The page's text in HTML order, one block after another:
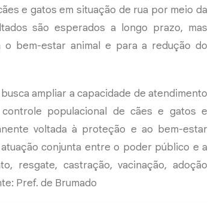
e gatos em situação de rua por meio da
são esperados a longo prazo, mas
bem-estar animal e para a redução do
ampliar a capacidade de atendimento
populacional de cães e gatos e
voltada à proteção e ao bem-estar
conjunta entre o poder público e a
resgate, castração, vacinação, adoção
Pref. de Brumado